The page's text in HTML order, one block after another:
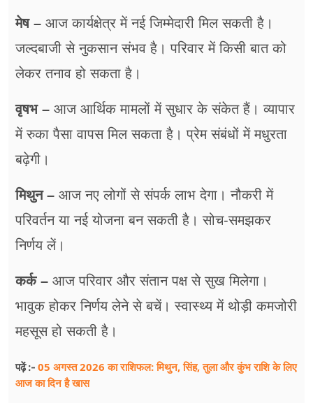
मेष – आज कार्यक्षेत्र में नई जिम्मेदारी मिल सकती है।
जल्दबाजी से नुकसान संभव है। परिवार में किसी बात को
लेकर तनाव हो सकता है।
वृषभ – आज आर्थिक मामलों में सुधार के संकेत हैं। व्यापार
में रुका पैसा वापस मिल सकता है। प्रेम संबंधों में मधुरता
बढ़ेगी।
मिथुन – आज नए लोगों से संपर्क लाभ देगा। नौकरी में
परिवर्तन या नई योजना बन सकती है। सोच-समझकर
निर्णय लें।
कर्क – आज परिवार और संतान पक्ष से सुख मिलेगा।
भावुक होकर निर्णय लेने से बचें। स्वास्थ्य में थोड़ी कमजोरी
महसूस हो सकती है।
पढ़ें :- 05 अगस्त 2026 का राशिफल: मिथुन, सिंह, तुला और कुंभ राशि के लिए
आज का दिन है खास